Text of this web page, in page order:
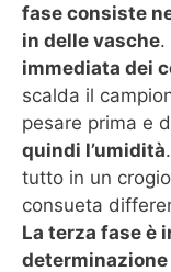
fase consiste
in delle vasche.
immediata dei
scalda il
pesare prima e
quindi l’umidità
tutto in un
consueta
La terza fase è